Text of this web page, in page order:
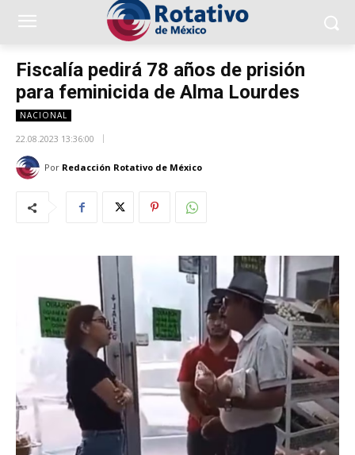
Fiscalía pedirá 78 años de prisión
para feminicida de Alma Lourdes
NACIONAL
22.08.2023 13:36:00
Por Redacción Rotativo de México